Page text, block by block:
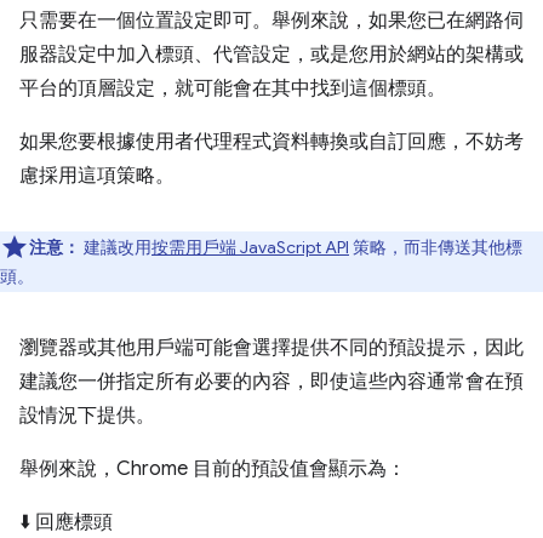
只需要在一個位置設定即可。舉例來說，如果您已在網路伺
服器設定中加入標頭、代管設定，或是您用於網站的架構或
平台的頂層設定，就可能會在其中找到這個標頭。
如果您要根據使用者代理程式資料轉換或自訂回應，不妨考
慮採用這項策略。
注意： 建議改用按需用戶端 JavaScript API 策略，而非傳送其他標
頭。
瀏覽器或其他用戶端可能會選擇提供不同的預設提示，因此
建議您一併指定所有必要的內容，即使這些內容通常會在預
設情況下提供。
舉例來說，Chrome 目前的預設值會顯示為：
⬇️ 回應標頭